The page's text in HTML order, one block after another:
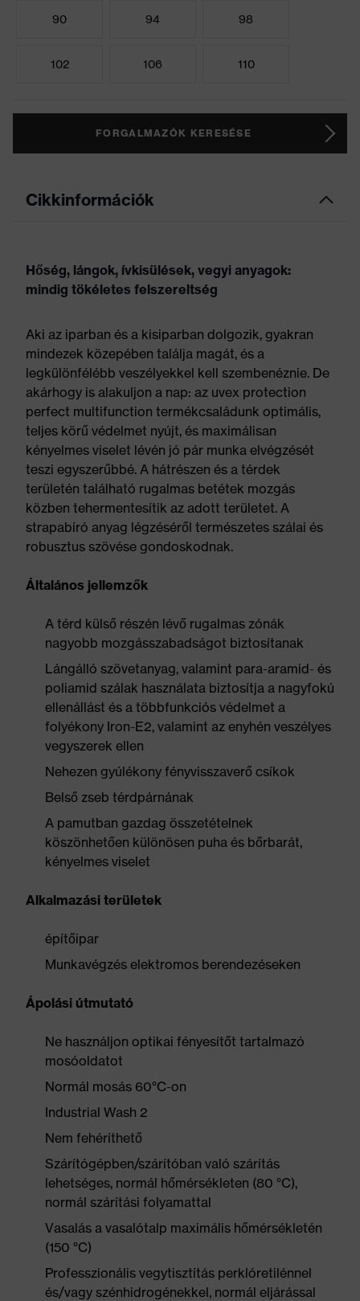
90 94 98
102 106 110
FORGALMAZÓK KERESÉSE
Cikkinformációk
Hőség, lángok, ívkisülések, vegyi anyagok:
mindig tökéletes felszereltség
Aki az iparban és a kisiparban dolgozik, gyakran
mindezek közepében találja magát, és a
legkülönfélébb veszélyekkel kell szembenéznie. De
akárhogy is alakuljon a nap: az uvex protection
perfect multifunction termékcsaládunk optimális,
teljes körű védelmet nyújt, és maximálisan
kényelmes viselet lévén jó pár munka elvégzését
teszi egyszerűbbé. A hátrészen és a térdek
területén található rugalmas betétek mozgás
közben tehermentesítik az adott területet. A
strapabíró anyag légzéséről természetes szálai és
robusztus szövése gondoskodnak.
Általános jellemzők
A térd külső részén lévő rugalmas zónák
nagyobb mozgásszabadságot biztosítanak
Lángálló szövetanyag, valamint para-aramid- és
poliamid szálak használata biztosítja a nagyfokú
ellenállást és a többfunkciós védelmet a
folyékony Iron-E2, valamint az enyhén veszélyes
vegyszerek ellen
Nehezen gyúlékony fényvisszaverő csíkok
Belső zseb térdpárnának
A pamutban gazdag összetételnek
köszönhetően különösen puha és bőrbarát,
kényelmes viselet
Alkalmazási területek
építőipar
Munkavégzés elektromos berendezéseken
Ápolási útmutató
Ne használjon optikai fényesítőt tartalmazó
mosóoldatot
Normál mosás 60°C-on
Industrial Wash 2
Nem fehéríthető
Szárítógépben/szárítóban való szárítás
lehetséges, normál hőmérsékleten (80 °C),
normál szárítási folyamattal
Vasalás a vasalótalp maximális hőmérsékletén
(150 °C)
Professzionális vegytisztítás perklóretilénnel
és/vagy szénhidrogénekkel, normál eljárással